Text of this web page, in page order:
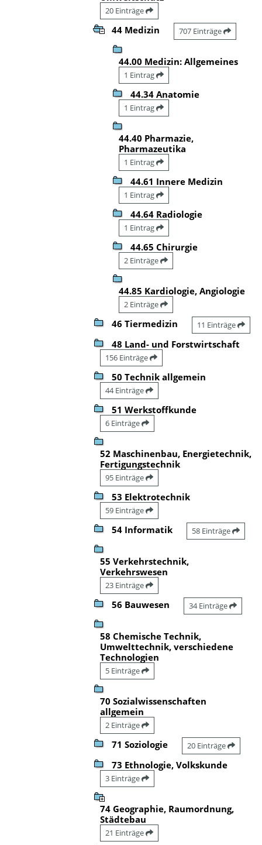
20 Einträge
44 Medizin 707 Einträge
44.00 Medizin: Allgemeines
1 Eintrag
44.34 Anatomie
1 Eintrag
44.40 Pharmazie,
Pharmazeutika
1 Eintrag
44.61 Innere Medizin
1 Eintrag
44.64 Radiologie
1 Eintrag
44.65 Chirurgie
2 Einträge
44.85 Kardiologie, Angiologie
2 Einträge
46 Tiermedizin 11 Einträge
48 Land- und Forstwirtschaft
156 Einträge
50 Technik allgemein
44 Einträge
51 Werkstoffkunde
6 Einträge
52 Maschinenbau, Energietechnik,
Fertigungstechnik
95 Einträge
53 Elektrotechnik
59 Einträge
54 Informatik 58 Einträge
55 Verkehrstechnik,
Verkehrswesen
23 Einträge
56 Bauwesen 34 Einträge
58 Chemische Technik,
Umwelttechnik, verschiedene
Technologien
5 Einträge
70 Sozialwissenschaften
allgemein
2 Einträge
71 Soziologie 20 Einträge
73 Ethnologie, Volkskunde
3 Einträge
74 Geographie, Raumordnung,
Städtebau
21 Einträge